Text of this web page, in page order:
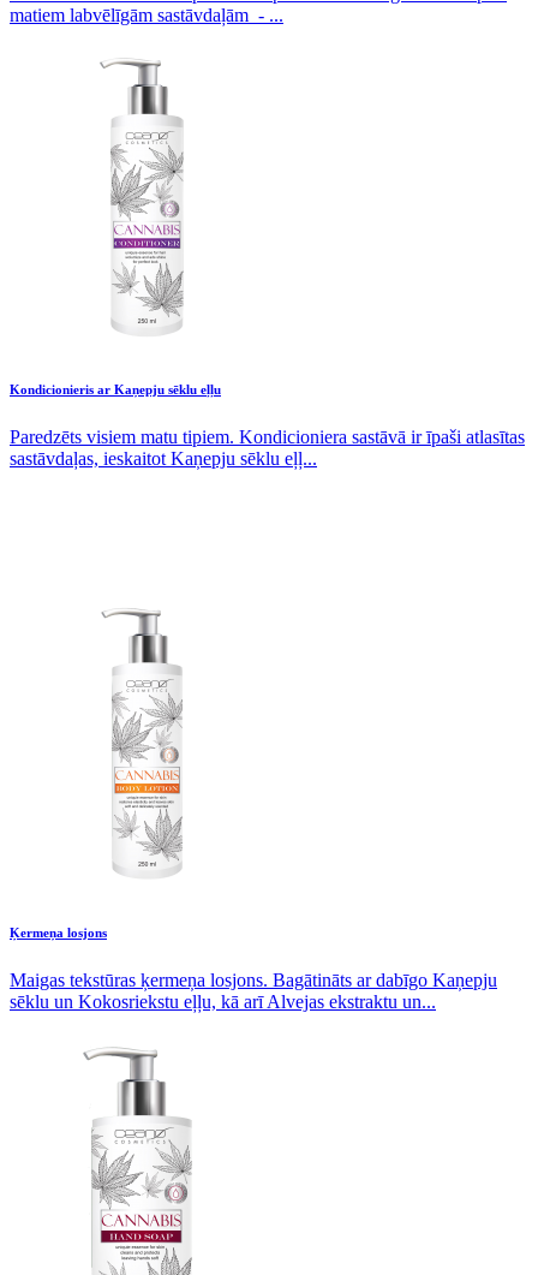
matiem labvēlīgām sastāvdaļām - ...
Kondicionieris ar Kaņepju sēklu eļļu
Paredzēts visiem matu tipiem. Kondicioniera sastāvā ir īpaši atlasītas
sastāvdaļas, ieskaitot Kaņepju sēklu eļļ...
Ķermeņa losjons
Maigas tekstūras ķermeņa losjons. Bagātināts ar dabīgo Kaņepju
sēklu un Kokosriekstu eļļu, kā arī Alvejas ekstraktu un...